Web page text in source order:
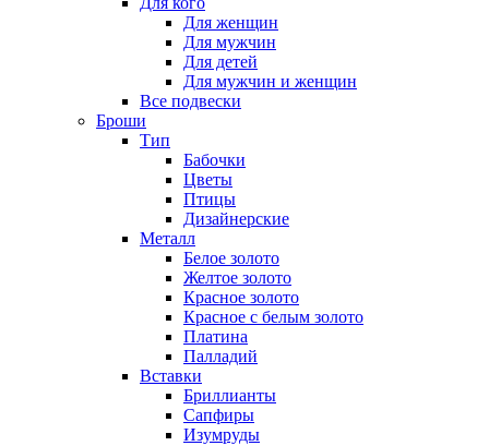
Для женщин
Для мужчин
Для детей
Для мужчин и женщин
Все подвески
Броши
Тип
Бабочки
Цветы
Птицы
Дизайнерские
Металл
Белое золото
Желтое золото
Красное золото
Красное с белым золото
Платина
Палладий
Вставки
Бриллианты
Сапфиры
Изумруды